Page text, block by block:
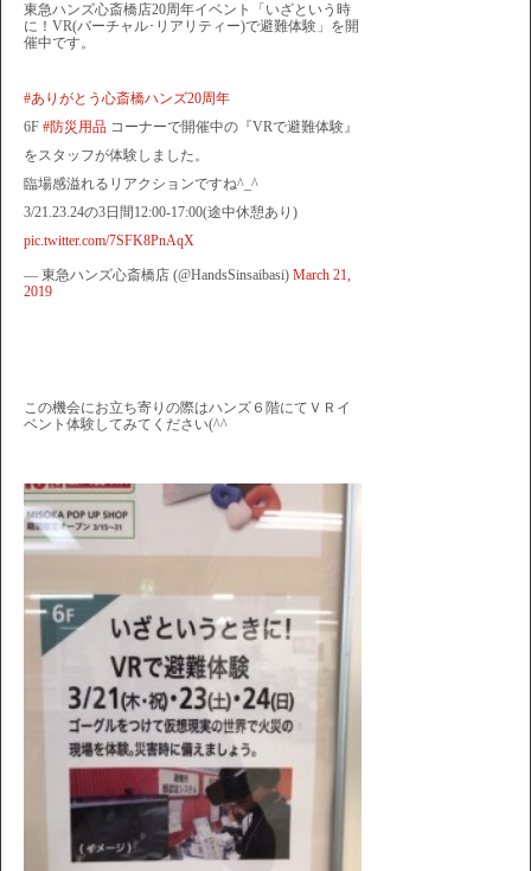
東急ハンズ心斎橋店20周年イベント「いざという時
に！VR(バーチャル･リアリティー)で避難体験」を開
催中です。
#ありがとう心斎橋ハンズ20周年
6F #防災用品 コーナーで開催中の『VRで避難体験』
をスタッフが体験しました。
臨場感溢れるリアクションですね^_^
3/21.23.24の3日間12:00-17:00(途中休憩あり)
pic.twitter.com/7SFK8PnAqX
— 東急ハンズ心斎橋店 (@HandsSinsaibasi) March 21,
2019
この機会にお立ち寄りの際はハンズ６階にてＶＲイ
ベント体験してみてください(^^ゞ